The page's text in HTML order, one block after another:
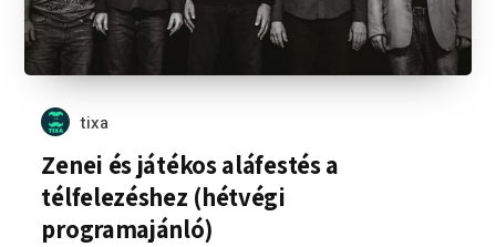
tixa
Zenei és játékos aláfestés a
télfelezéshez (hétvégi
programajánló)